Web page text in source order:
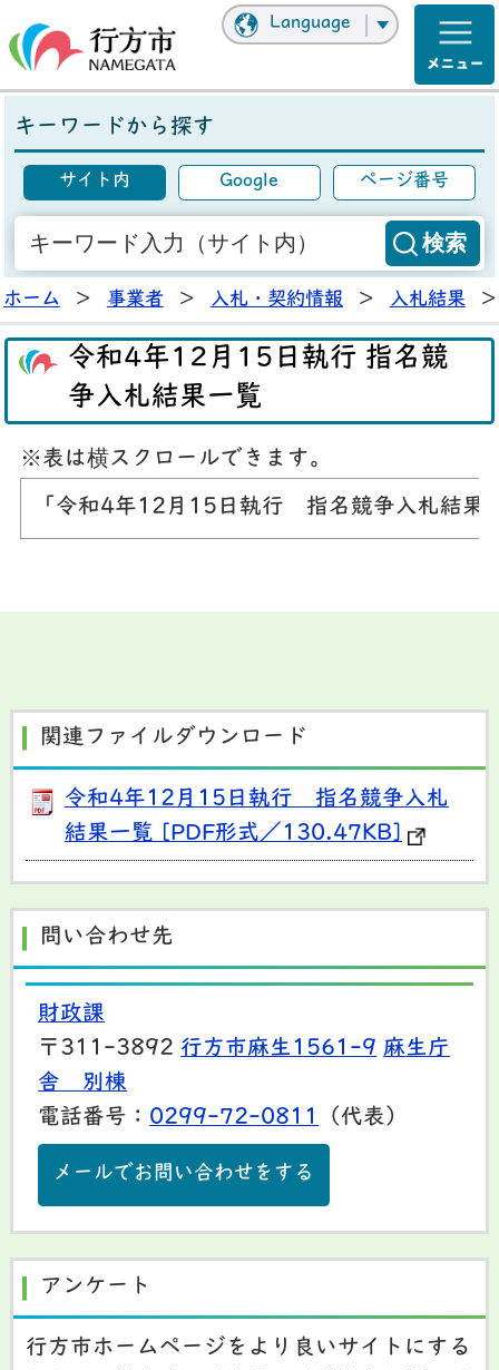
Language
キーワードから探す
サイト内 Google ページ番号
ホーム > 事業者 > 入札・契約情報 > 入札結果 >
令和4年12月15日執行 指名競
争入札結果一覧
※表は横スクロールできます。
「令和4年12月15日執行 指名競争入札結果
関連ファイルダウンロード
令和4年12月15日執行 指名競争入札
結果一覧 [PDF形式／130.47KB]
問い合わせ先
財政課
〒311-3892 行方市麻生1561-9 麻生庁
舎 別棟
電話番号： 0299-72-0811 （代表）
メールでお問い合わせをする
アンケート
行方市ホームページをより良いサイトにする